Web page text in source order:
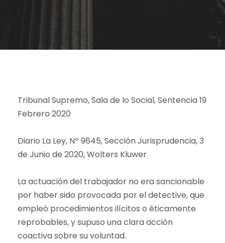
Tribunal Supremo, Sala de lo Social, Sentencia 19
Febrero 2020
Diario La Ley, Nº 9645, Sección Jurisprudencia, 3
de Junio de 2020, Wolters Kluwer
La actuación del trabajador no era sancionable
por haber sido provocada por el detective, que
empleó procedimientos ilícitos o éticamente
reprobables, y supuso una clara acción
coactiva sobre su voluntad.